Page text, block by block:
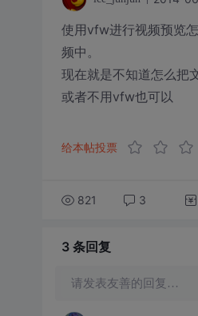
使用vfw进行视频预览
频中。
现在就是不知道怎么把
或者不用vfw也可以
给本帖投票
821 3
3 条回复
请发表友善的回复…